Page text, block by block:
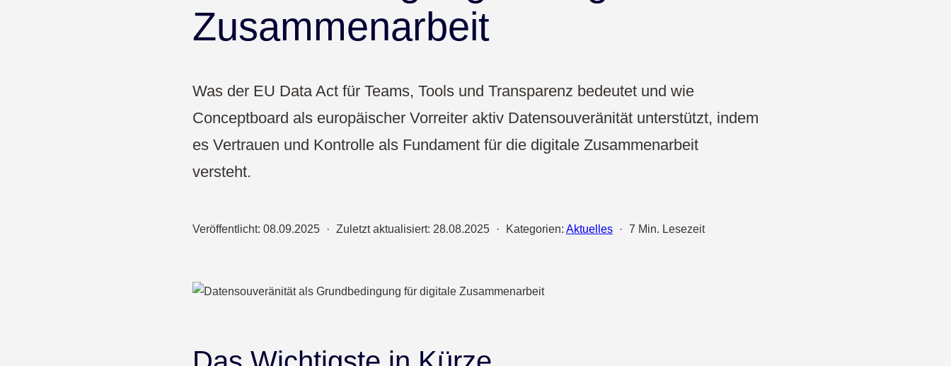
UX & Design
Wireframe
Design Thinking
Zusammenarbeit
Was der EU Data Act für Teams, Tools und Transparenz bedeutet und wie
Conceptboard als europäischer Vorreiter aktiv Datensouveränität unterstützt, indem
es Vertrauen und Kontrolle als Fundament für die digitale Zusammenarbeit
versteht.
Veröffentlicht: 08.09.2025 · Zuletzt aktualisiert: 28.08.2025 · Kategorien: Aktuelles · 7 Min. Lesezeit